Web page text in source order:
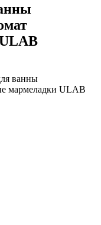
ванны
мармеладки ULAB